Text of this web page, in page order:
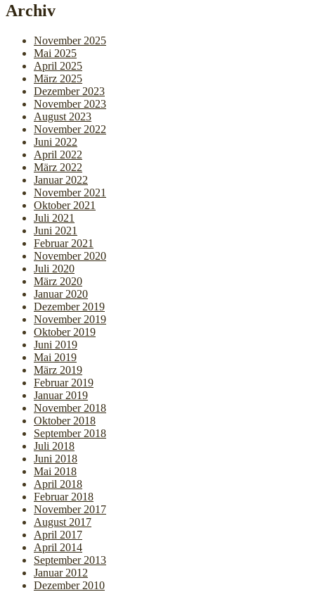
Archiv
November 2025
Mai 2025
April 2025
März 2025
Dezember 2023
November 2023
August 2023
November 2022
Juni 2022
April 2022
März 2022
Januar 2022
November 2021
Oktober 2021
Juli 2021
Juni 2021
Februar 2021
November 2020
Juli 2020
März 2020
Januar 2020
Dezember 2019
November 2019
Oktober 2019
Juni 2019
Mai 2019
März 2019
Februar 2019
Januar 2019
November 2018
Oktober 2018
September 2018
Juli 2018
Juni 2018
Mai 2018
April 2018
Februar 2018
November 2017
August 2017
April 2017
April 2014
September 2013
Januar 2012
Dezember 2010